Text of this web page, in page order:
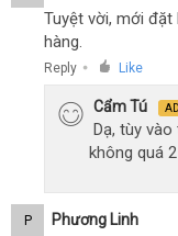
Tuyệt vời, mới
hàng.
Reply ● Like
Cẩm Tú
Dạ, tùy
không quá
P Phương Linh